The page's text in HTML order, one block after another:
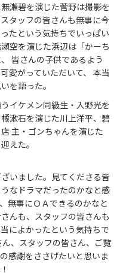
瀬碧を演じた菅野は撮影を
タッフの皆さんも無事に今
たという気持ちでいっぱい
空を演じた浜辺は「かーち
皆さんの子供であるよう
愛がっていただいて、 本当
を語った。
イケメン同級生・入野光を
漱石を演じた川上洋平、碧
主・ゴンちゃんを演じた
えた。
いました。見てくださる皆
なドラマだったのかなと感
無事にＯＡできるのかなと
んも、スタッフの皆さんも
によかったという気持ちで
、スタッフの皆さん、ご覧
感謝をささげたいと思いま